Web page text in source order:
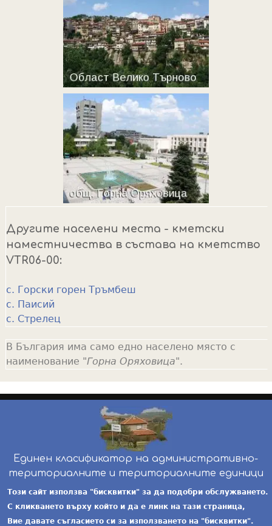
Другите населени места - кметски
наместничества в състава на кметство
VTR06-00:
с. Горски горен Тръмбеш
с. Паисий
с. Стрелец
В България има само едно населено място с
наименование "Горна Оряховица".
Единен класификатор на административно-
териториалните и териториалните единици
инж. Бойчо Добрев-ekatte.com-условия за
ползване
Този сайт използва "бисквитки" за да подобри обслужването.
С кликването върху който и да е линк на тази страница,
Вие давате съгласието си за използването на "бисквитки".